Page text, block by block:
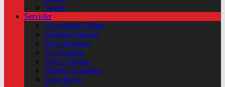
Yaşam
Servisler
Vizyondaki Filmler
Haftanin Filmleri
Hava Durumu
Yol Durumu
Yayın Akışları
Nöbetçi Eczaneler
Canlı Borsa